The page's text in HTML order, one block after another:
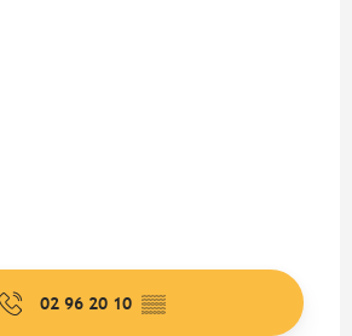
02 96 20 10 ▒▒